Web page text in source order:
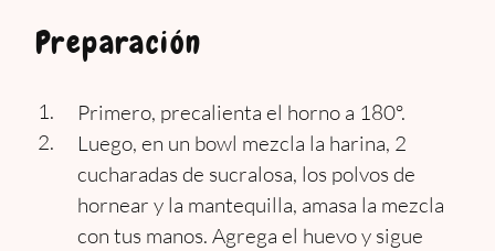
Preparación
Primero, precalienta el horno a 180º.
Luego, en un bowl mezcla la harina, 2
cucharadas de sucralosa, los polvos de
hornear y la mantequilla, amasa la mezcla
con tus manos. Agrega el huevo y sigue